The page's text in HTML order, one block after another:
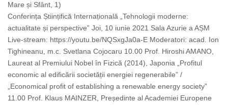
Mare și Sfânt, 1)
Conferința Științifică Internațională „Tehnologii moderne:
actualitate și perspective” Joi, 10 iunie 2021 Sala Azurie a AȘM
Live-stream: https://youtu.be/NQSxgJa0a-E Moderatori: acad. Ion
Tighineanu, m.c. Svetlana Cojocaru 10.00 Prof. Hiroshi AMANO,
Laureat al Premiului Nobel în Fizică (2014), Japonia „Profitul
economic al edificării societății energiei regenerabile” /
„Economical profit of establishing a renewable energy society”
11.00 Prof. Klaus MAINZER, Președinte al Academiei Europene